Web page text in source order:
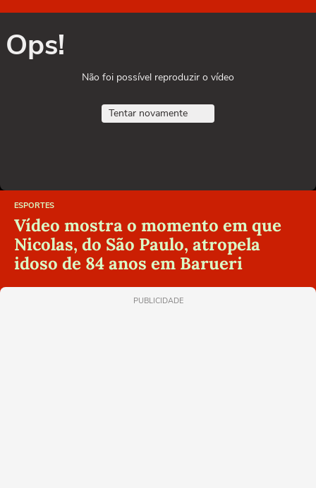
Ops!
Não foi possível reproduzir o vídeo
Tentar novamente
ESPORTES
Vídeo mostra o momento em que
Nicolas, do São Paulo, atropela
idoso de 84 anos em Barueri
PUBLICIDADE